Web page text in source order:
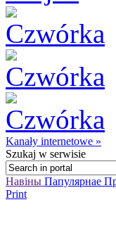
Kanały internetowe »
Szukaj w serwisie
Навіны Папулярнае
Print